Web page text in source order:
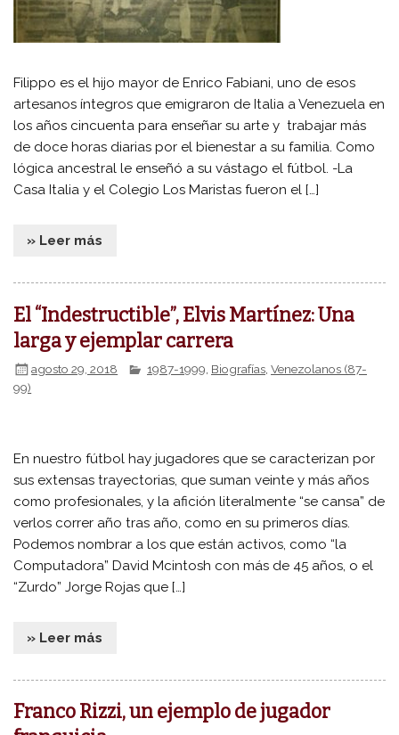
Filippo es el hijo mayor de Enrico Fabiani, uno de esos
artesanos íntegros que emigraron de Italia a Venezuela en
los años cincuenta para enseñar su arte y trabajar más
de doce horas diarias por el bienestar a su familia. Como
lógica ancestral le enseñó a su vástago el fútbol. -La
Casa Italia y el Colegio Los Maristas fueron el […]
» Leer más
El “Indestructible”, Elvis Martínez: Una
larga y ejemplar carrera
agosto 29, 2018 1987-1999 Biografías ,Venezolanos (87-
99)
En nuestro fútbol hay jugadores que se caracterizan por
sus extensas trayectorias, que suman veinte y más años
como profesionales, y la afición literalmente “se cansa” de
verlos correr año tras año, como en su primeros días.
Podemos nombrar a los que están activos, como “la
Computadora” David Mcintosh con más de 45 años, o el
“Zurdo” Jorge Rojas que […]
» Leer más
Franco Rizzi, un ejemplo de jugador